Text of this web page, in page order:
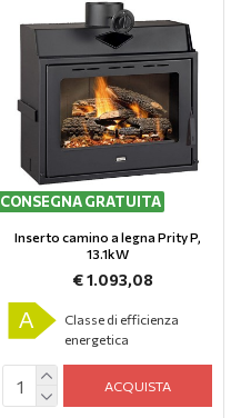
CONSEGNA GRATUITA
Inserto camino a legna Prity P,
13.1kW
€ 1.093,08
A
Classe di efficienza
energetica
ACQUISTA